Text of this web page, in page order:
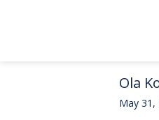
Ola
May 31,